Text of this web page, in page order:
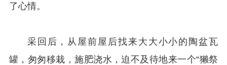
了心情。
采回后，从屋前屋后找来大大小小的陶盆瓦
罐，匆匆移栽，施肥浇水，迫不及待地来一个“獭祭